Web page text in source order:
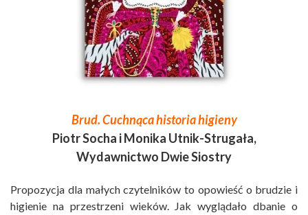
Brud. Cuchnąca historia higieny
Piotr Socha i Monika Utnik-Strugała,
Wydawnictwo Dwie Siostry
Propozycja dla małych czytelników to opowieść o brudzie i
higienie na przestrzeni wieków. Jak wyglądało dbanie o